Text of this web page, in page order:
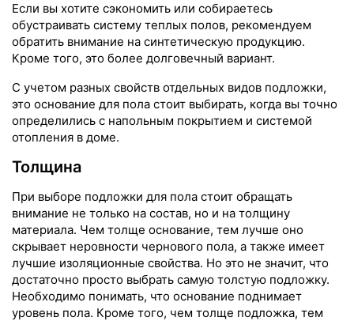
Если вы хотите сэкономить или собираетесь
обустраивать систему теплых полов, рекомендуем
обратить внимание на синтетическую продукцию.
Кроме того, это более долговечный вариант.
С учетом разных свойств отдельных видов подложки,
это основание для пола стоит выбирать, когда вы точно
определились с напольным покрытием и системой
отопления в доме.
Толщина
При выборе подложки для пола стоит обращать
внимание не только на состав, но и на толщину
материала. Чем толще основание, тем лучше оно
скрывает неровности чернового пола, а также имеет
лучшие изоляционные свойства. Но это не значит, что
достаточно просто выбрать самую толстую подложку.
Необходимо понимать, что основание поднимает
уровень пола. Кроме того, чем толще подложка, тем